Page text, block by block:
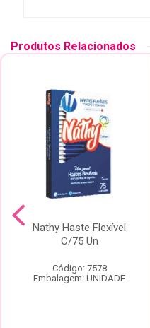
Produtos Relacionados
Nathy Haste Flexível
C/75 Un
Código: 7578
Embalagem: UNIDADE